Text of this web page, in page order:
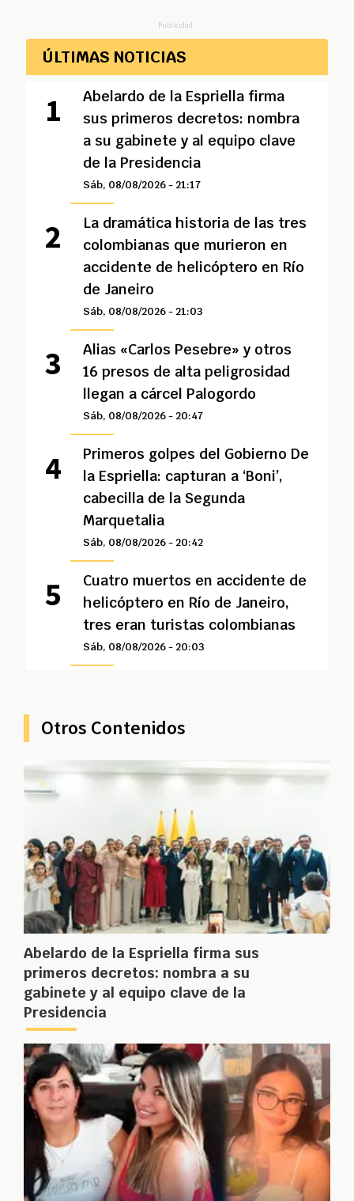
Publicidad
ÚLTIMAS NOTICIAS
Abelardo de la Espriella firma
sus primeros decretos: nombra
a su gabinete y al equipo clave
de la Presidencia
Sáb, 08/08/2026 - 21:17
La dramática historia de las tres
colombianas que murieron en
accidente de helicóptero en Río
de Janeiro
Sáb, 08/08/2026 - 21:03
Alias «Carlos Pesebre» y otros
16 presos de alta peligrosidad
llegan a cárcel Palogordo
Sáb, 08/08/2026 - 20:47
Primeros golpes del Gobierno De
la Espriella: capturan a ‘Boni’,
cabecilla de la Segunda
Marquetalia
Sáb, 08/08/2026 - 20:42
Cuatro muertos en accidente de
helicóptero en Río de Janeiro,
tres eran turistas colombianas
Sáb, 08/08/2026 - 20:03
Otros Contenidos
Abelardo de la Espriella firma sus
primeros decretos: nombra a su
gabinete y al equipo clave de la
Presidencia